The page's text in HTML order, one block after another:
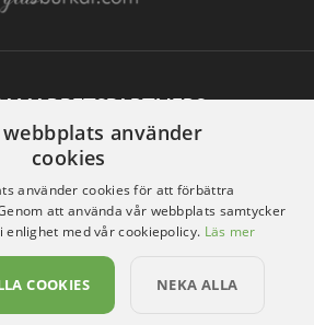
webbplats använder
cookies
använder cookies för att förbättra
att använda vår webbplats samtycker
enlighet med vår cookiepolicy. Läs mer
COOKIES NEKA ALLA